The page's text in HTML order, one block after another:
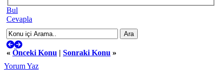
Bul
Cevapla
« Önceki Konu | Sonraki Konu »
Yorum Yaz